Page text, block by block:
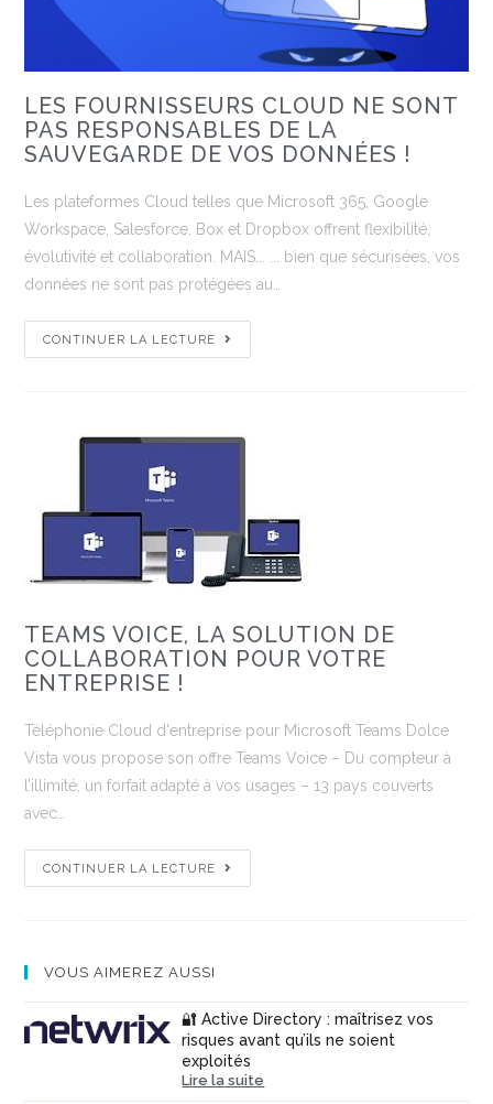
LES FOURNISSEURS CLOUD NE SONT
PAS RESPONSABLES DE LA
SAUVEGARDE DE VOS DONNÉES !
Les plateformes Cloud telles que Microsoft 365, Google
Workspace, Salesforce, Box et Dropbox offrent flexibilité,
évolutivité et collaboration. MAIS... ... bien que sécurisées, vos
données ne sont pas protégées au…
CONTINUER LA LECTURE
TEAMS VOICE, LA SOLUTION DE
COLLABORATION POUR VOTRE
ENTREPRISE !
Téléphonie Cloud d'entreprise pour Microsoft Teams Dolce
Vista vous propose son offre Teams Voice – Du compteur à
l’illimité, un forfait adapté à vos usages​ – 13 pays couverts
avec…
CONTINUER LA LECTURE
VOUS AIMEREZ AUSSI
🔐 Active Directory : maîtrisez vos
risques avant qu’ils ne soient
exploités
Lire la suite